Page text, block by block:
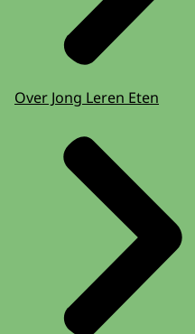
Over Jong Leren Eten